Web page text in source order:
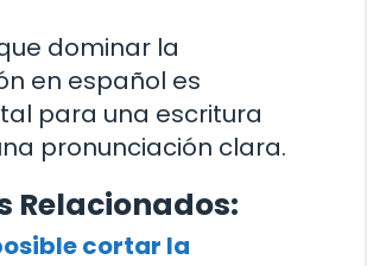
dominar la
en español es
para una escritura
pronunciación clara.
Relacionados:
cortar la